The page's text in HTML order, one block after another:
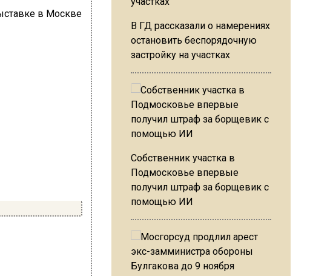
В ГД рассказали о намерениях
остановить беспорядочную
застройку на участках
Собственник участка в
Подмосковье впервые
получил штраф за борщевик с
помощью ИИ